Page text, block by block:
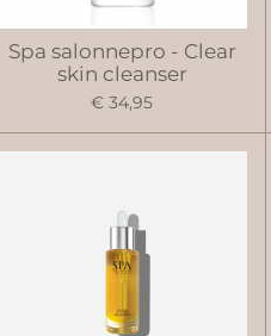
Spa salonnepro - Clear
skin cleanser
€ 34,95